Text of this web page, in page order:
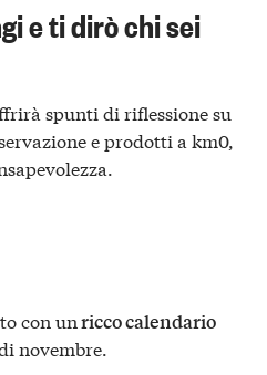
e ti dirò chi sei
spunti di riflessione su
e prodotti a km0,
con unricco calendario
novembre.